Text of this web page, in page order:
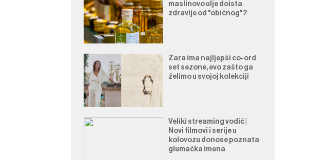
maslinovo ulje doista
zdravije od "običnog"?
Zara ima najljepši co-ord
set sezone, evo zašto ga
želimo u svojoj kolekciji
Veliki streaming vodič |
Novi filmovi i serije u
kolovozu donose poznata
glumačka imena